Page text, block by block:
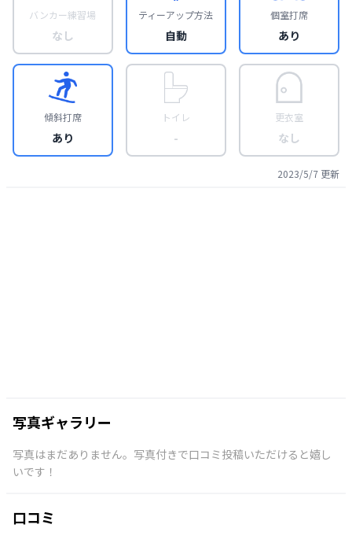
バンカー練習場
なし
ティーアップ方法
自動
個室打席
あり
傾斜打席
あり
トイレ
-
更衣室
なし
2023/5/7 更新
写真ギャラリー
写真はまだありません。写真付きで口コミ投稿いただけると嬉し
いです！
口コミ